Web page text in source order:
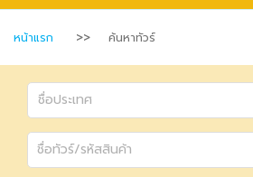
หน้าแรก ค้นหาทัวร์